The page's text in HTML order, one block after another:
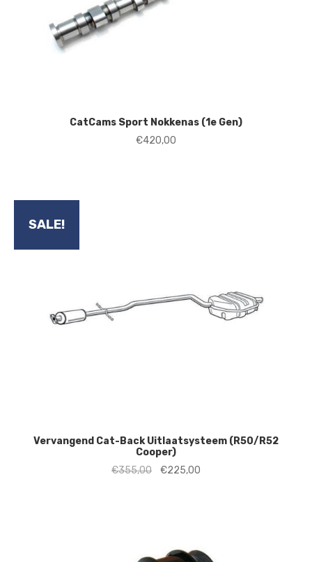
CatCams Sport Nokkenas (1e Gen)
€420,00
Vervangend Cat-Back Uitlaatsysteem (R50/R52
Cooper)
SALE!
€355,00
Oorspronkelijke
€225,00Huidige